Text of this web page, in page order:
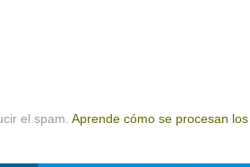
el spam. Aprende cómo se procesan